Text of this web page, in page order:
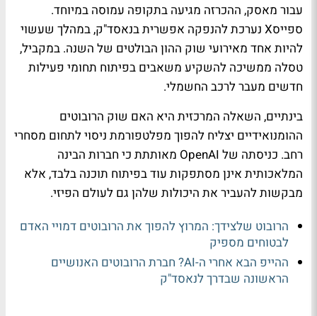
עבור מאסק, ההכרזה מגיעה בתקופה עמוסה במיוחד.
ספייסX נערכת להנפקה אפשרית בנאסד"ק, במהלך שעשוי
להיות אחד מאירועי שוק ההון הבולטים של השנה. במקביל,
טסלה ממשיכה להשקיע משאבים בפיתוח תחומי פעילות
חדשים מעבר לרכב החשמלי.
בינתיים, השאלה המרכזית היא האם שוק הרובוטים
ההומנואידיים יצליח להפוך מפלטפורמת ניסוי לתחום מסחרי
רחב. כניסתה של OpenAI מאותתת כי חברות הבינה
המלאכותית אינן מסתפקות עוד בפיתוח תוכנה בלבד, אלא
מבקשות להעביר את היכולות שלהן גם לעולם הפיזי.
הרובוט שלצידך: המרוץ להפוך את הרובוטים דמויי האדם
לבטוחים מספיק
ההייפ הבא אחרי ה-AI? חברת הרובוטים האנושיים
הראשונה שבדרך לנאסד"ק